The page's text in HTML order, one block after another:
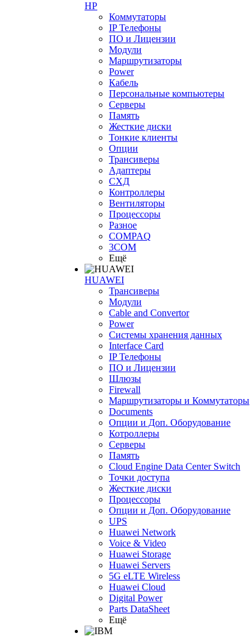
HP
Коммутаторы
IP Телефоны
ПО и Лицензии
Модули
Маршрутизаторы
Power
Кабель
Персональные компьютеры
Серверы
Память
Жесткие диски
Тонкие клиенты
Опции
Трансиверы
Адаптеры
СХД
Контроллеры
Вентиляторы
Процессоры
Разное
COMPAQ
3COM
Ещё
HUAWEI
Трансиверы
Модули
Cable and Convertor
Power
Системы хранения данных
Interface Card
IP Телефоны
ПО и Лицензии
Шлюзы
Firewall
Маршрутизаторы и Коммутаторы
Documents
Опции и Доп. Оборудование
Котроллеры
Серверы
Память
Cloud Engine Data Center Switch
Точки доступа
Жесткие диски
Процессоры
Опции и Доп. Оборудование
UPS
Huawei Network
Voice & Video
Huawei Storage
Huawei Servers
5G eLTE Wireless
Huawei Cloud
Digital Power
Parts DataSheet
Ещё